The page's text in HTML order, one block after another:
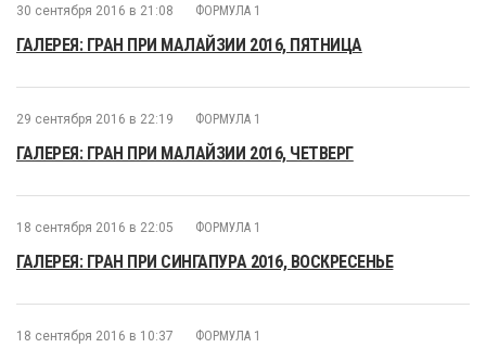
30 сентября 2016 в 21:08 ФОРМУЛА 1
ГАЛЕРЕЯ: ГРАН ПРИ МАЛАЙЗИИ 2016, ПЯТНИЦА
29 сентября 2016 в 22:19 ФОРМУЛА 1
ГАЛЕРЕЯ: ГРАН ПРИ МАЛАЙЗИИ 2016, ЧЕТВЕРГ
18 сентября 2016 в 22:05 ФОРМУЛА 1
ГАЛЕРЕЯ: ГРАН ПРИ СИНГАПУРА 2016, ВОСКРЕСЕНЬЕ
18 сентября 2016 в 10:37 ФОРМУЛА 1